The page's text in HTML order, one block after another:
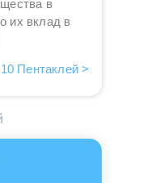
в
их вклад в
Пентаклей >